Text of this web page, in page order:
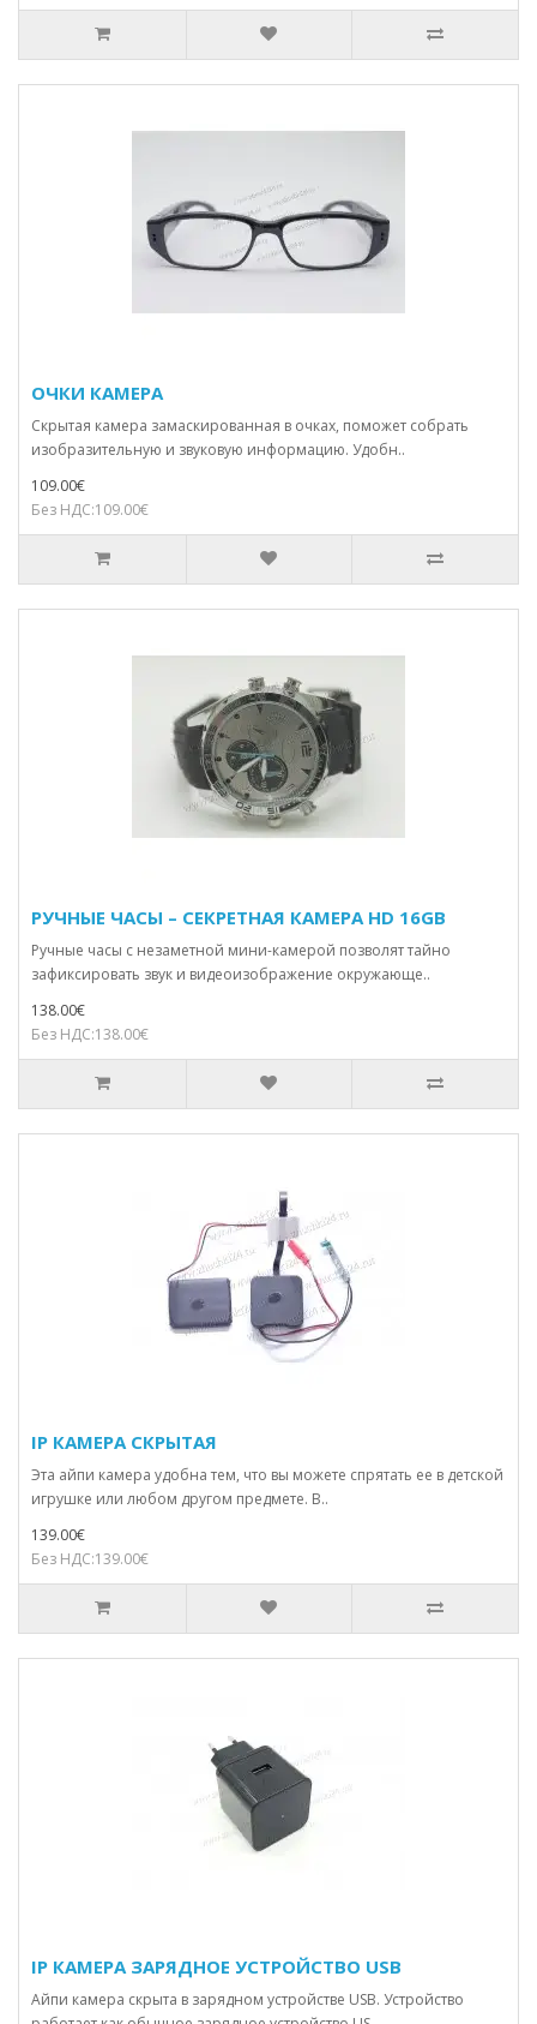
ОЧКИ КАМЕРА
Скрытая камера замаскированная в очках, поможет собрать
изобразительную и звуковую информацию. Удобн..
109.00€
Без НДС:109.00€
РУЧНЫЕ ЧАСЫ – СЕКРЕТНАЯ КАМЕРА HD 16GB
Ручные часы с незаметной мини-камерой позволят тайно
зафиксировать звук и видеоизображение окружающе..
138.00€
Без НДС:138.00€
IP КАМЕРА СКРЫТАЯ
Эта айпи камера удобна тем, что вы можете спрятать ее в детской
игрушке или любом другом предмете. В..
139.00€
Без НДС:139.00€
IP КАМЕРА ЗАРЯДНОЕ УСТРОЙСТВО USB
Айпи камера скрыта в зарядном устройстве USB. Устройство